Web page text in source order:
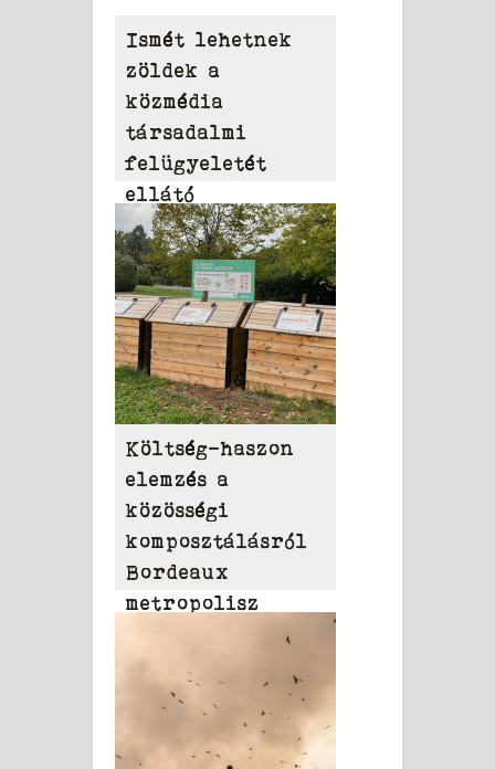
Ismét lehetnek
zöldek a
közmédia
társadalmi
felügyeletét
ellátó
Közszolgálati
Tanácsban
Költség-haszon
elemzés a
közösségi
komposztálásról
Bordeaux
metropolisz